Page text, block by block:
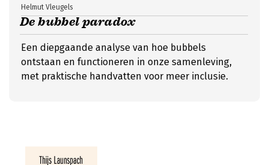
De bubbel paradox
Helmut Vleugels
Een diepgaande analyse van hoe bubbels
ontstaan en functioneren in onze samenleving,
met praktische handvatten voor meer inclusie.